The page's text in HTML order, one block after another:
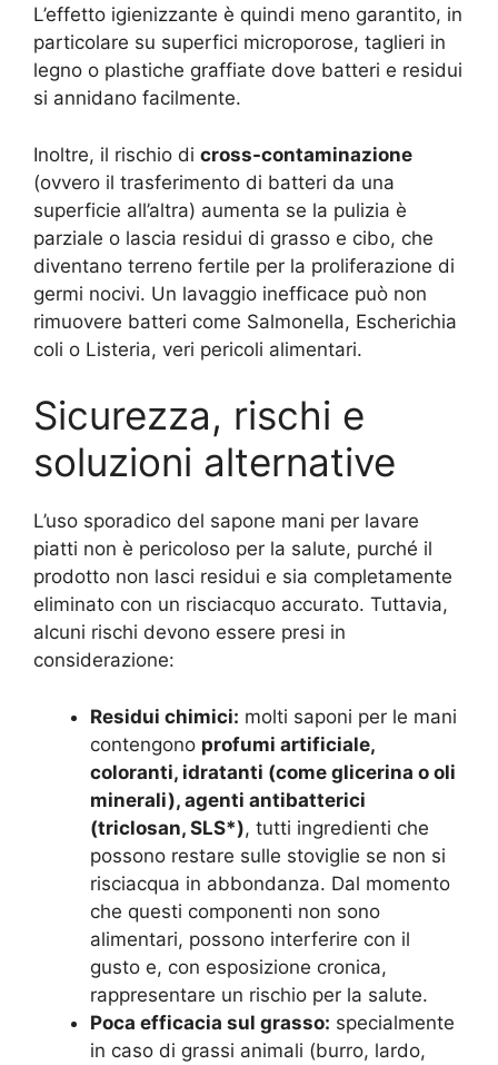
L’effetto igienizzante è quindi meno garantito, in
particolare su superfici microporose, taglieri in
legno o plastiche graffiate dove batteri e residui
si annidano facilmente.
Inoltre, il rischio di cross-contaminazione
(ovvero il trasferimento di batteri da una
superficie all’altra) aumenta se la pulizia è
parziale o lascia residui di grasso e cibo, che
diventano terreno fertile per la proliferazione di
germi nocivi. Un lavaggio inefficace può non
rimuovere batteri come Salmonella, Escherichia
coli o Listeria, veri pericoli alimentari.
Sicurezza, rischi e
soluzioni alternative
L’uso sporadico del sapone mani per lavare
piatti non è pericoloso per la salute, purché il
prodotto non lasci residui e sia completamente
eliminato con un risciacquo accurato. Tuttavia,
alcuni rischi devono essere presi in
considerazione:
Residui chimici: molti saponi per le mani
contengono profumi artificiale,
coloranti, idratanti (come glicerina o oli
minerali), agenti antibatterici
(triclosan, SLS*), tutti ingredienti che
possono restare sulle stoviglie se non si
risciacqua in abbondanza. Dal momento
che questi componenti non sono
alimentari, possono interferire con il
gusto e, con esposizione cronica,
rappresentare un rischio per la salute.
Poca efficacia sul grasso: specialmente
in caso di grassi animali (burro, lardo,